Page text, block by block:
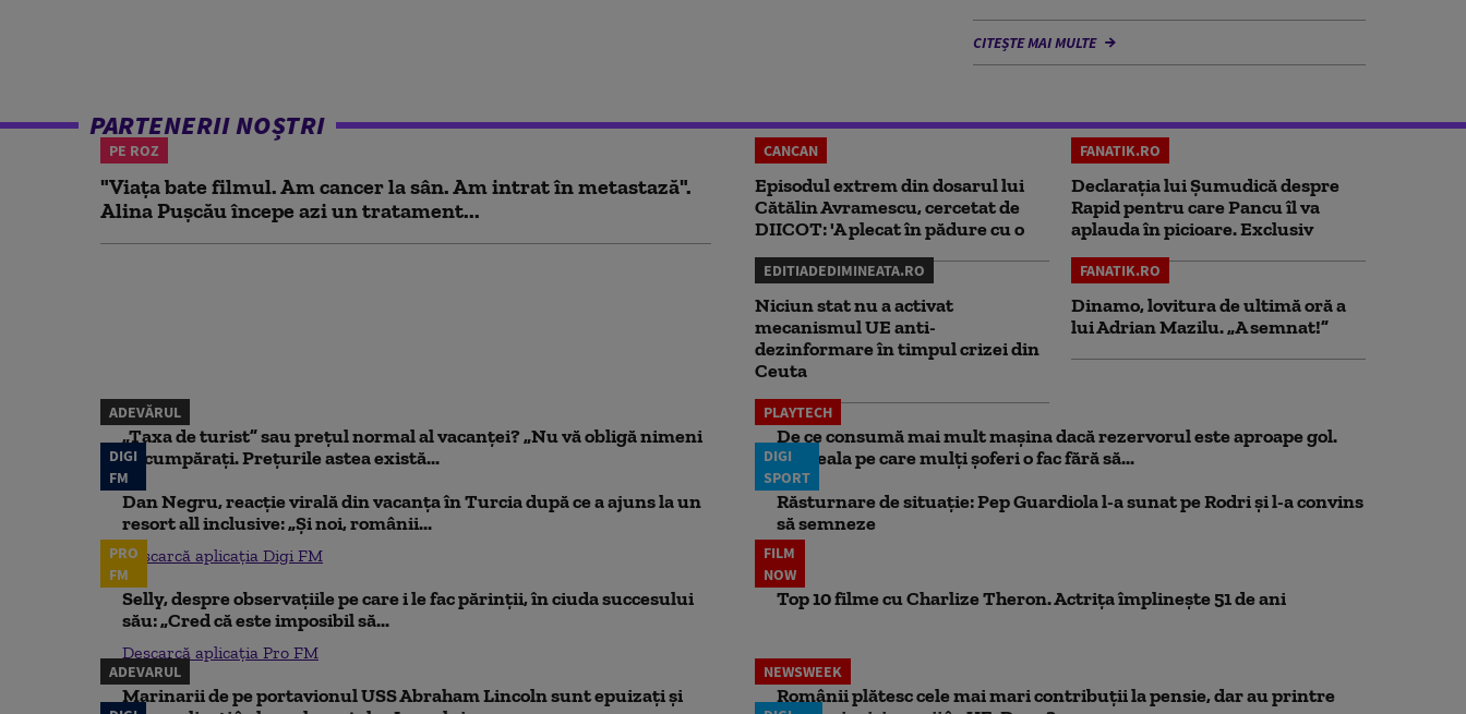
CITEȘTE MAI MULTE
PARTENERII NOȘTRI
PE ROZ
"Viața bate filmul. Am cancer la sân. Am intrat în metastază".
Alina Pușcău începe azi un tratament...
CANCAN
Episodul extrem din dosarul lui
Cătălin Avramescu, cercetat de
DIICOT: 'A plecat în pădure cu o
FANATIK.RO
Declarația lui Șumudică despre
Rapid pentru care Pancu îl va
aplauda în picioare. Exclusiv
EDITIADEDIMINEATA.RO
Niciun stat nu a activat
mecanismul UE anti-
dezinformare în timpul crizei din
Ceuta
FANATIK.RO
Dinamo, lovitura de ultimă oră a
lui Adrian Mazilu. „A semnat!”
ADEVĂRUL
„Taxa de turist” sau prețul normal al vacanței? „Nu vă obligă nimeni
să cumpărați. Prețurile astea există...
PLAYTECH
De ce consumă mai mult mașina dacă rezervorul este aproape gol.
Greșeala pe care mulți șoferi o fac fără să...
DIGI
FM
Dan Negru, reacție virală din vacanța în Turcia după ce a ajuns la un
resort all inclusive: „Și noi, românii...
Descarcă aplicația Digi FM
DIGI
SPORT
Răsturnare de situație: Pep Guardiola l-a sunat pe Rodri și l-a convins
să semneze
PRO
FM
Selly, despre observațiile pe care i le fac părinții, în ciuda succesului
său: „Cred că este imposibil să...
Descarcă aplicația Pro FM
FILM
NOW
Top 10 filme cu Charlize Theron. Actrița împlinește 51 de ani
ADEVARUL
Marinarii de pe portavionul USS Abraham Lincoln sunt epuizați și
NEWSWEEK
Românii plătesc cele mai mari contribuții la pensie, dar au printre